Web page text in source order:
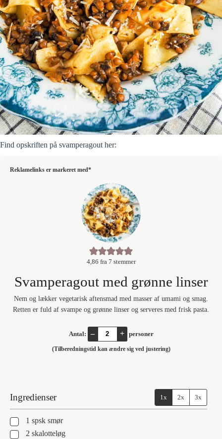
Find opskriften på svamperagout her:
Reklamelinks er markeret med*
4,86 fra 7 stemmer
Svamperagout med grønne linser
Nem og lækker vegetarisk aftensmad med masser af umami og smag.
Retten er fuld af svampe og grønne linser og serveres med frisk pasta.
Antal: – + personer
(Tilberedningstid kan ændre sig ved justering)
Ingredienser 1x 2x 3x
▢1 spsk smør
▢
2 skalotteløg